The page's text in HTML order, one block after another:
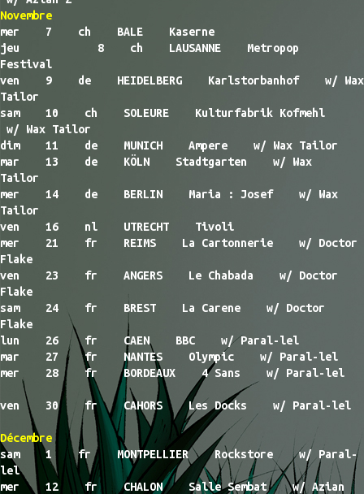
Novembre
mer 7 ch BALE Kaserne
jeu 8 ch LAUSANNE Metropop
Festival
ven 9 de HEIDELBERG Karlstorbanhof w/ Wax
Tailor
sam 10 ch SOLEURE Kulturfabrik Kofmehl
w/ Wax Tailor
dim 11 de MUNICH Ampere w/ Wax Tailor
mar 13 de KÖLN Stadtgarten w/ Wax
Tailor
mer 14 de BERLIN Maria : Josef w/ Wax
Tailor
ven 16 nl UTRECHT Tivoli
mer 21 fr REIMS La Cartonnerie w/ Doctor
Flake
ven 23 fr ANGERS Le Chabada w/ Doctor
Flake
sam 24 fr BREST La Carene w/ Doctor
Flake
lun 26 fr CAEN BBC w/ Paral-lel
mar 27 fr NANTES Olympic w/ Paral-lel
mer 28 fr BORDEAUX 4 Sans w/ Paral-lel
ven 30 fr CAHORS Les Docks w/ Paral-lel
Décembre
sam 1 fr MONTPELLIER Rockstore w/ Paral-
lel
mer 12 fr CHALON Salle Sembat w/ Azian